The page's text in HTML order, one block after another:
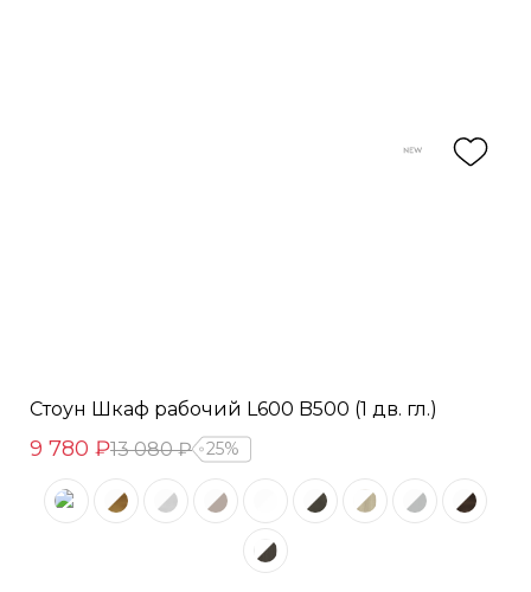
Стоун Шкаф рабочий L600 B500 (1 дв. гл.)
9 780 ₽13 080 ₽ 25%